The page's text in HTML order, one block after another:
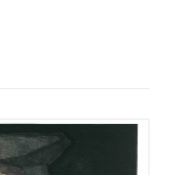
료 지원 없이 출산해야
원군(RSF)' 간의 분쟁이
은 RSF가 장악한
값을 노린 납치 피해자가
누른다. 집회를